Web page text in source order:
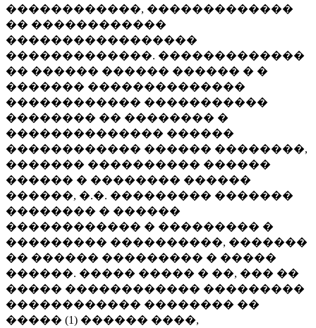
������������, �������������
�� ������������
�����������������
�������������. �������������
�� ������ ������ ������ � �
������� ��������������
������������ �����������
�������� �� �������� �
�������������� ������
������������ ������ ��������,
������� ���������� ������
������ � �������� ������
������, �.�. ��������� �������
�������� � ������
������������ � ��������� �
��������� ����������, �������
�� ������ ��������� � �����
������. ����� ����� � ��, ��� ��
����� ������������ ���������
������������ �������� ��
����� (1) ������ ����,